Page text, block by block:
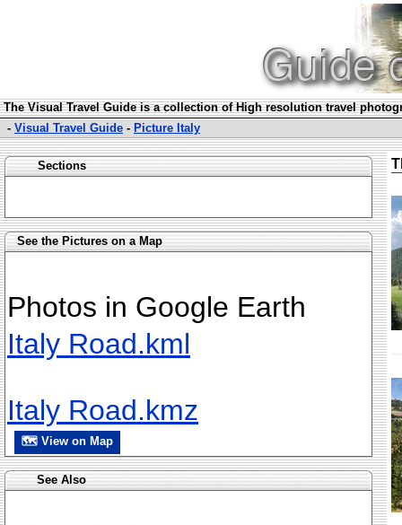
The Visual Travel Guide is a collection of High resolution travel
- Visual Travel Guide - Picture Italy
Sections
See the Pictures on a Map
Photos in Google Earth
Italy Road.kml
Italy Road.kmz
🗺 View on Map
See Also